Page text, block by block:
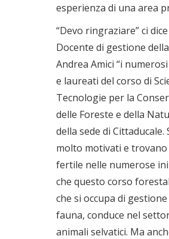
esperienza di una area
“Devo ringraziare” ci
Docente di gestione
Andrea Amici “i
e laureati del corso di
Tecnologie per la
delle Foreste e della
della sede di Cittaducale.
molto motivati e
fertile nelle numerose
che questo corso
che si occupa di
fauna, conduce nel
animali selvatici. Ma